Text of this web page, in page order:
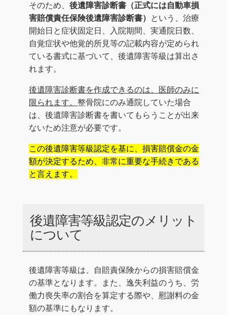
そのため、 後遺障害診断書（正式には自動車損
害賠償責任保険後遺障害診断書） という、治療
開始日と症状固定日、入院期間、実通院日数、
自覚症状や他覚的所見等の記載内容が定められ
ている書式に基づいて、後遺障害等級は算出さ
れます。
後遺障害診断書を作成できるのは、医師のみに
限られます。 整骨院にのみ通院していた場合
は、後遺障害診断書を書いてもらうことが出来
ないため注意が必要です。
この後遺障害等級認定を基に、損害賠償金の金
額が決定するため、非常に重要な手続きである
と言えます。
後遺障害等級認定のメリット
について
後遺障害等級は、自賠責保険からの損害賠償金
の基準となります。また、逸失利益のうち、労
働力喪失率の割合を算定する際や、慰謝料の金
額の基準にもなります。